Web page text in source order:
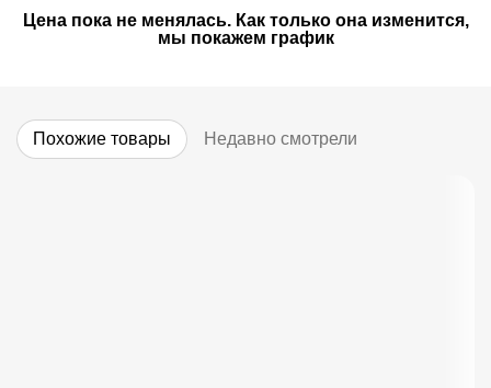
Цена пока не менялась. Как только она изменится,
мы покажем график
Похожие товары Недавно смотрели